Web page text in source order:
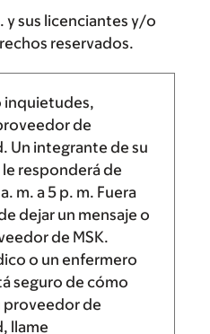
y sus licenciantes y/o
reservados.
inquietudes,
de
Un integrante de su
responderá de
m. a5 p. m. Fuera
dejar un mensaje o
de MSK.
o un enfermero
seguro de cómo
proveedor de
llame